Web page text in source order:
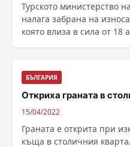
Турското министерство
налага забрана на
която влиза в сила от 18
БЪЛГАРИЯ
Откриха граната в
15/04/2022
Граната е открита при
къща в столичния